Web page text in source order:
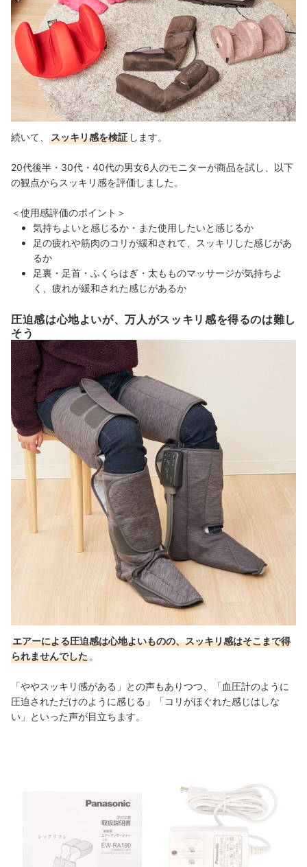
続いて、 スッキリ感を検証 します。
20代後半・30代・40代の男女6人のモニターが商品を試し、以下
の観点からスッキリ感を評価しました。
＜使用感評価のポイント＞
気持ちよいと感じるか・また使用したいと感じるか
足の疲れや筋肉のコリが緩和されて、スッキリした感じがあ
るか
足裏・足首・ふくらはぎ・太もものマッサージが気持ちよ
く、疲れが緩和された感じがあるか
圧迫感は心地よいが、万人がスッキリ感を得るのは難し
そう
エアーによる圧迫感は心地よいものの、スッキリ感はそこまで得
られませんでした 。
「ややスッキリ感がある」との声もありつつ、「血圧計のように
圧迫されただけのように感じる」「コリがほぐれた感じはしな
い」といった声が目立ちます。